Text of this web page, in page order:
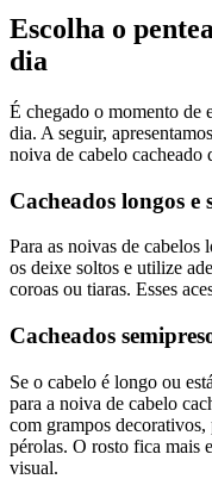
Escolha o
dia
É chegado o momento de
dia. A seguir,
noiva de cabelo
Cacheados longos e
Para as noivas de cabelos
os deixe soltos e utilize
coroas ou tiaras. Esses
Cacheados
Se o cabelo é longo ou
para a noiva de cabelo
com grampos decorativos,
pérolas. O rosto fica mais
visual.